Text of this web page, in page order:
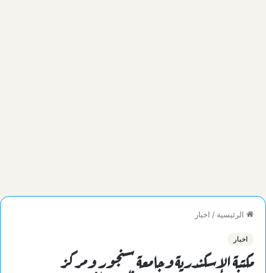
الرئيسية / اخبار
اخبار
مكتبة الإسكندرية وجامعة سنجور ومركز